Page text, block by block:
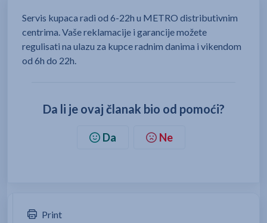
Servis kupaca radi od 6-22h u METRO distributivnim
centrima. Vaše reklamacije i garancije možete
regulisati na ulazu za kupce radnim danima i vikendom
od 6h do 22h.
Da li je ovaj članak bio od pomoći?
Da Ne
Print